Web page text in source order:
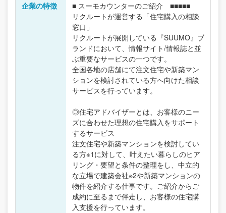
企業の特徴
■ スーモカウンターのご紹介 ■■■■■
リクルートが運営する「住宅購入の相談
窓口」
リクルートが展開している『SUUMO』ブ
ランドにおいて、情報サイト/情報誌と並
ぶ重要なサービスの一つです。
全国各地の店舗にて注文住宅や新築マン
ションを検討されている方へ向けた相談
サービスを行っています。
◎住宅アドバイザーとは、お客様のニー
ズに合わせた理想の住宅購入をサポート
するサービス
注文住宅や新築マンションを検討してい
る方※1に対して、叶えたい暮らしのヒア
リング・要望と条件の整理をし、中立的
な立場で建築会社※2や新築マンションの
物件を紹介する仕事です。ご紹介からご
成約に至るまで伴走し、お客様の住宅購
入支援を行っています。